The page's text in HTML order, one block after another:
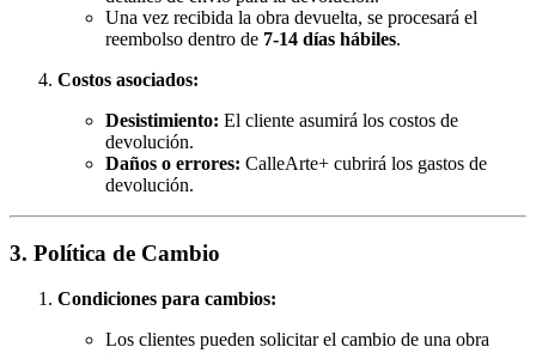
Una vez recibida la obra devuelta, se procesará el
reembolso dentro de 7-14 días hábiles.
Costos asociados:
Desistimiento: El cliente asumirá los costos de
devolución.
Daños o errores: CalleArte+ cubrirá los gastos de
devolución.
3. Política de Cambio
Condiciones para cambios:
Los clientes pueden solicitar el cambio de una obra